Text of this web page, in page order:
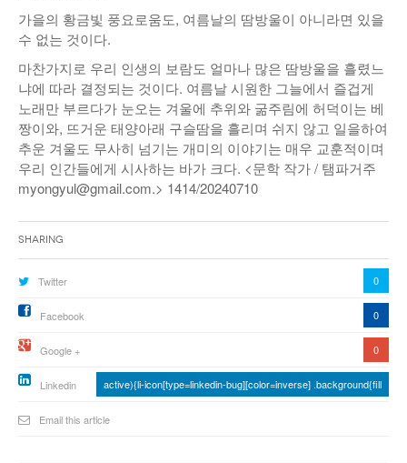
가을의 황금빛 풍요로움도, 여름날의 땀방울이 아니라면 있을
수 없는 것이다.
마찬가지로 우리 인생의 보람도 얼마나 많은 땀방울을 흘렸느
냐에 따라 결정되는 것이다. 여름날 시원한 그늘에서 즐겁게
노래만 부르다가 눈오는 겨울에 추위와 굶주림에 허덕이는 베
짱이와, 뜨거운 태양아래 구슬땀을 흘리며 쉬지 않고 일을하여
추운 겨울도 무사히 넘기는 개미의 이야기는 매우 교훈적이며
우리 인간들에게 시사하는 바가 크다. <문학 작가 / 탬파거주
myongyul@gmail.com.> 1414/20240710
Sharing
Twitter 0
Facebook 0
Google + 0
Linkedin active){li-icon[type=linkedin-bug][color=inverse] .background{fill
Email this article